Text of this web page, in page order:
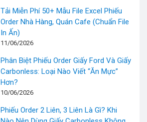
Tải Miễn Phí 50+ Mẫu File Excel Phiếu
Order Nhà Hàng, Quán Cafe (Chuẩn File
In Ấn)
11/06/2026
Phân Biệt Phiếu Order Giấy Ford Và Giấy
Carbonless: Loại Nào Viết “Ăn Mực”
Hơn?
10/06/2026
Phiếu Order 2 Liên, 3 Liên Là Gì? Khi